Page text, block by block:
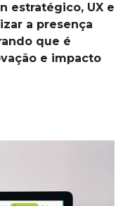
estratégico, UX e
a presença
que é
e impacto